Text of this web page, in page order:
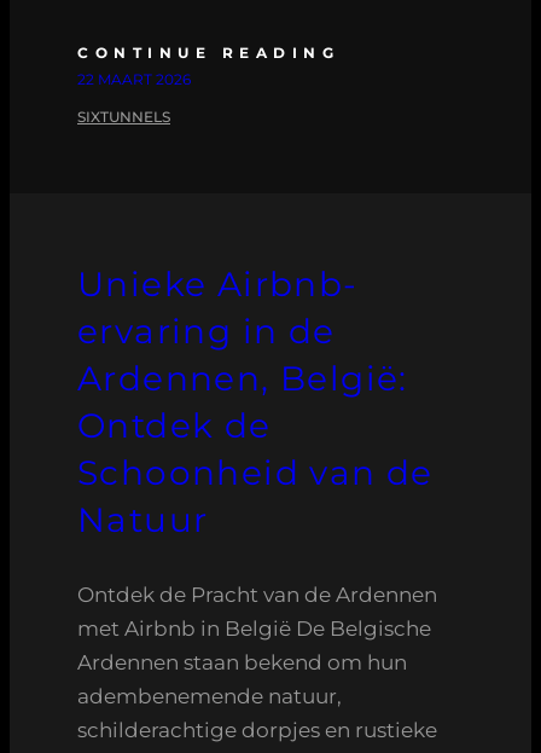
CONTINUE READING
22 MAART 2026
SIXTUNNELS
Unieke Airbnb-
ervaring in de
Ardennen, België:
Ontdek de
Schoonheid van de
Natuur
Ontdek de Pracht van de Ardennen
met Airbnb in België De Belgische
Ardennen staan bekend om hun
adembenemende natuur,
schilderachtige dorpjes en rustieke